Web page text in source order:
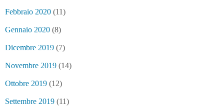
Febbraio 2020 (11)
Gennaio 2020 (8)
Dicembre 2019 (7)
Novembre 2019 (14)
Ottobre 2019 (12)
Settembre 2019 (11)